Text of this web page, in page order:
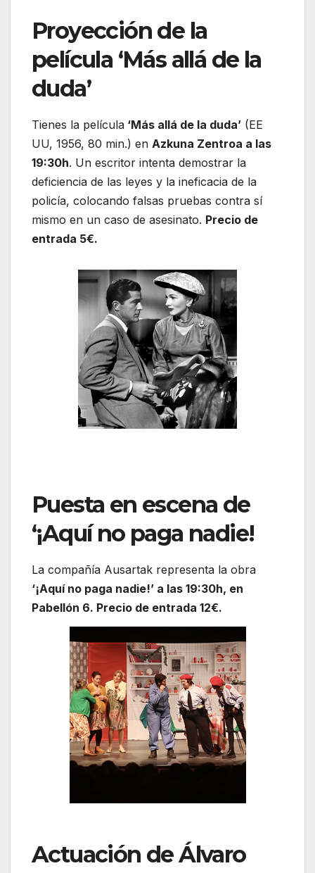
Proyección de la
película ‘Más allá de la
duda’
Tienes la película ‘Más allá de la duda’ (EE
UU, 1956, 80 min.) en Azkuna Zentroa a las
19:30h. Un escritor intenta demostrar la
deficiencia de las leyes y la ineficacia de la
policía, colocando falsas pruebas contra sí
mismo en un caso de asesinato. Precio de
entrada 5€.
Puesta en escena de
‘¡Aquí no paga nadie!
La compañía Ausartak representa la obra
‘¡Aquí no paga nadie!’ a las 19:30h, en
Pabellón 6. Precio de entrada 12€.
Actuación de Álvaro